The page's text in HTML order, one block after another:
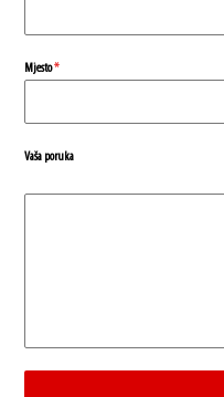
Mjesto*
Vaša poruka